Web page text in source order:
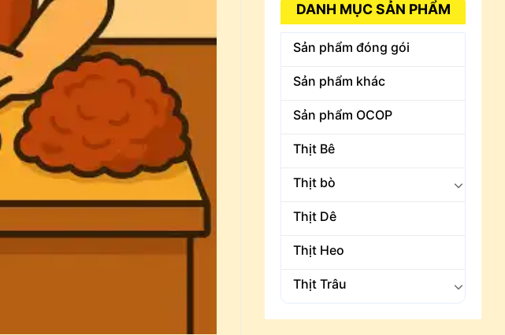
DANH MỤC SẢN PHẨM
Sản phẩm đóng gói
Sản phẩm khác
Sản phẩm OCOP
Thịt Bê
Thịt bò
Thịt Dê
Thịt Heo
Thịt Trâu